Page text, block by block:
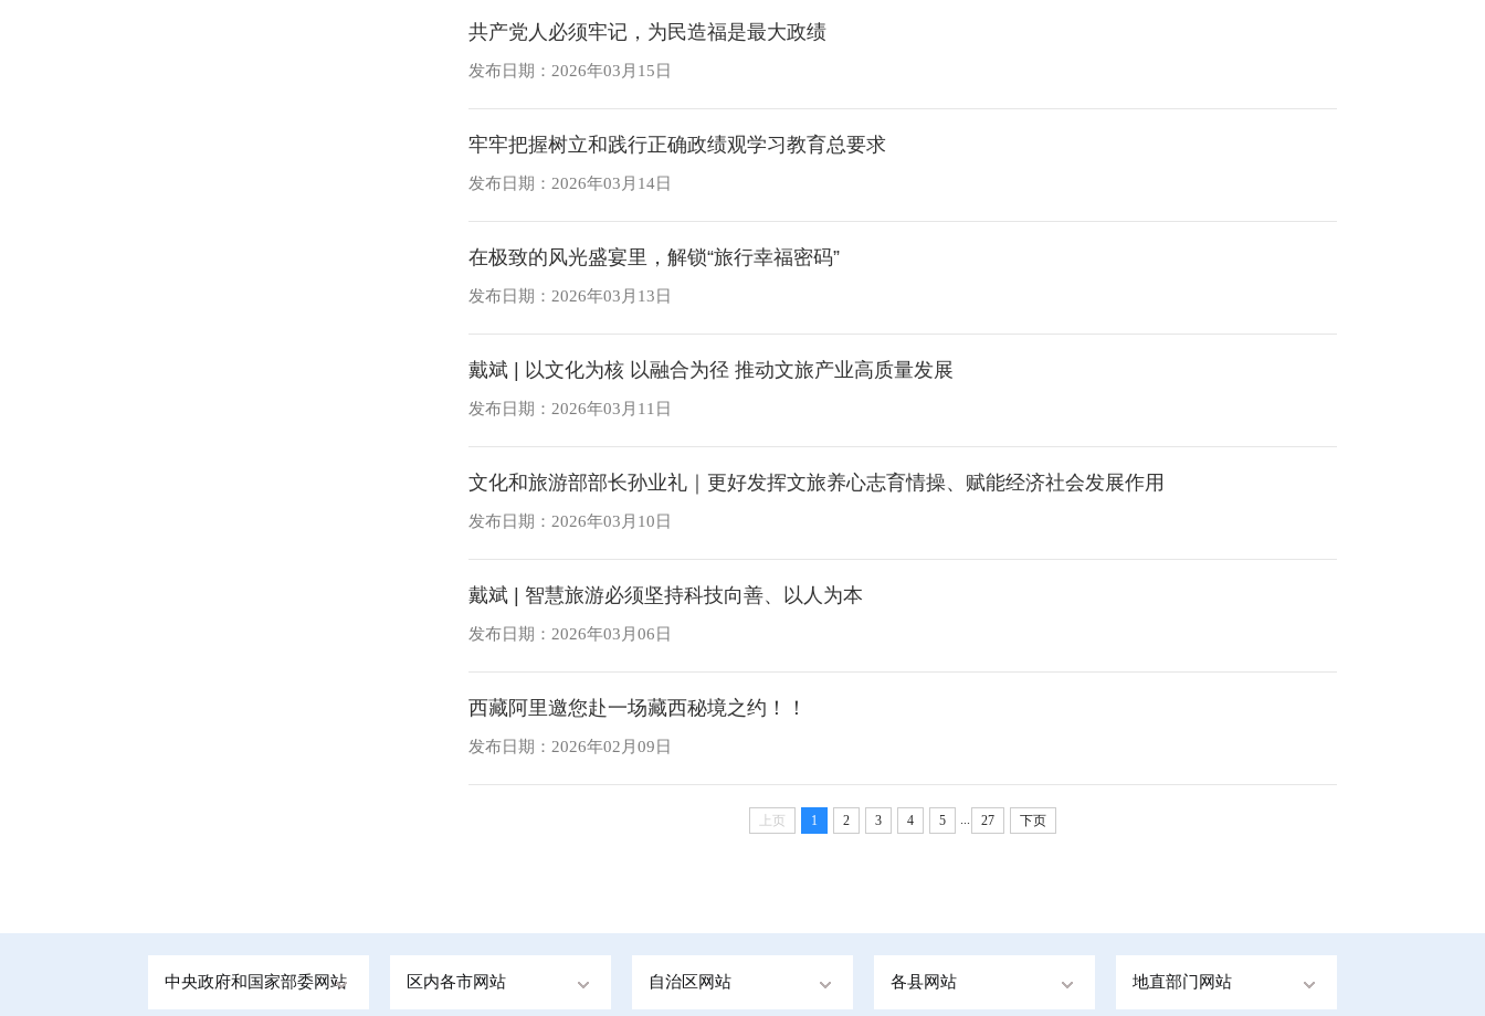
共产党人必须牢记，为民造福是最大政绩
发布日期：2026年03月15日
牢牢把握树立和践行正确政绩观学习教育总要求
发布日期：2026年03月14日
在极致的风光盛宴里，解锁“旅行幸福密码”
发布日期：2026年03月13日
戴斌 | 以文化为核 以融合为径 推动文旅产业高质量发展
发布日期：2026年03月11日
文化和旅游部部长孙业礼｜更好发挥文旅养心志育情操、赋能经济社会发展作用
发布日期：2026年03月10日
戴斌 | 智慧旅游必须坚持科技向善、以人为本
发布日期：2026年03月06日
西藏阿里邀您赴一场藏西秘境之约！！
发布日期：2026年02月09日
上页 1 2 3 4 5 27 下页
中央政府和国家部委网站 区内各市网站 自治区网站 各县网站 地直部门网站